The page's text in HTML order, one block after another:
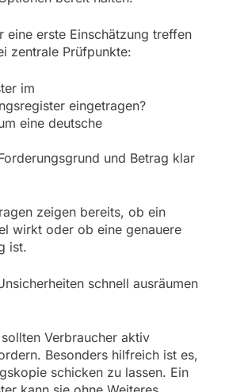
eine erste Einschätzung treffen
zentrale Prüfpunkte:
im
eingetragen?
eine deutsche
und Betrag klar
zeigen bereits, ob ein
wirkt oder ob eine genauere
ist.
schnell ausräumen
Verbraucher aktiv
Besonders hilfreich ist es,
schicken zu lassen. Ein